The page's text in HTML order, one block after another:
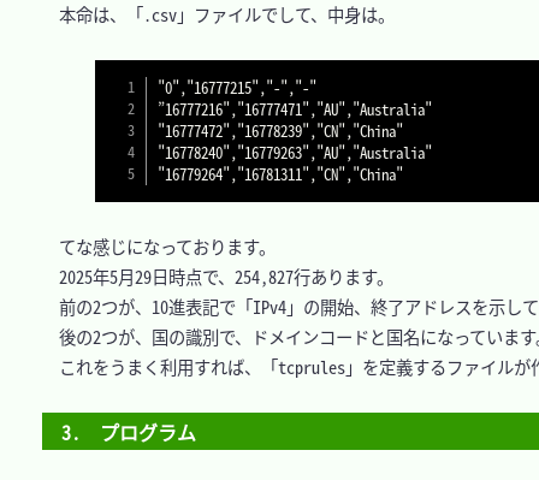
本命は、「.csv」ファイルでして、中身は。
"0","16777215","-","-"
”16777216","16777471","AU","Australia"
"16777472","16778239","CN","China"
"16778240","16779263","AU","Australia"
"16779264","16781311","CN","China
てな感じになっております。
2025年5月29日時点で、254,827行あります。
前の2つが、10進表記で「IPv4」の開始、終了アドレスを示して
後の2つが、国の識別で、ドメインコードと国名になっています
これをうまく利用すれば、「tcprules」を定義するファイルが
3.　プログラム